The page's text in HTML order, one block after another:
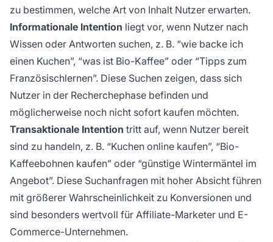
zu bestimmen, welche Art von Inhalt Nutzer erwarten.
Informationale Intention liegt vor, wenn Nutzer nach
Wissen oder Antworten suchen, z. B. “wie backe ich
einen Kuchen”, “was ist Bio-Kaffee” oder “Tipps zum
Französischlernen”. Diese Suchen zeigen, dass sich
Nutzer in der Recherchephase befinden und
möglicherweise noch nicht sofort kaufen möchten.
Transaktionale Intention tritt auf, wenn Nutzer bereit
sind zu handeln, z. B. “Kuchen online kaufen”, “Bio-
Kaffeebohnen kaufen” oder “günstige Wintermäntel im
Angebot”. Diese Suchanfragen mit hoher Absicht führen
mit größerer Wahrscheinlichkeit zu Konversionen und
sind besonders wertvoll für Affiliate-Marketer und E-
Commerce-Unternehmen.